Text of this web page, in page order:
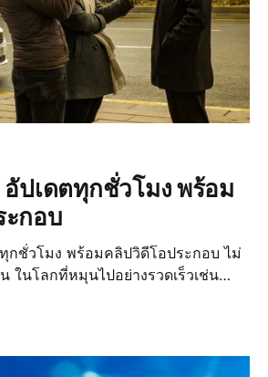
ปเดตทุกชั่วโมง พร้อม
กอบ
กชั่วโมง พร้อมคลิปวิดีโอประกอบ ไม่
ช่น